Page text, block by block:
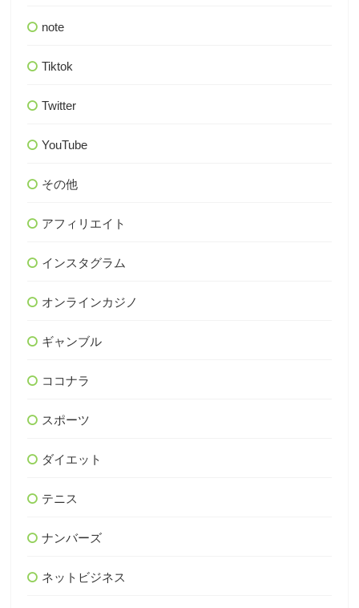
note
Tiktok
Twitter
YouTube
その他
アフィリエイト
インスタグラム
オンラインカジノ
ギャンブル
ココナラ
スポーツ
ダイエット
テニス
ナンバーズ
ネットビジネス